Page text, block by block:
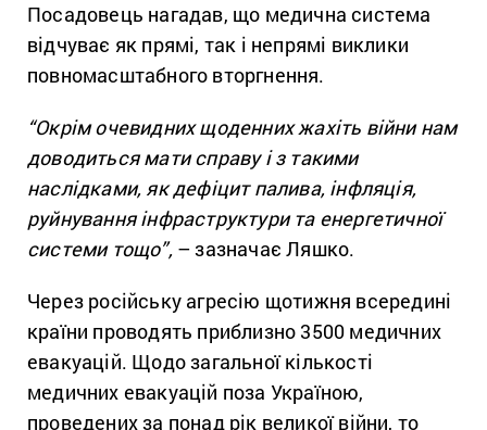
Посадовець нагадав, що медична система
відчуває як прямі, так і непрямі виклики
повномасштабного вторгнення.
“Окрім очевидних щоденних жахіть війни нам
доводиться мати справу і з такими
наслідками, як дефіцит палива, інфляція,
руйнування інфраструктури та енергетичної
системи тощо”,– зазначає Ляшко.
Через російську агресію щотижня всередині
країни проводять приблизно 3500 медичних
евакуацій. Щодо загальної кількості
медичних евакуацій поза Україною,
проведених за понад рік великої війни, то